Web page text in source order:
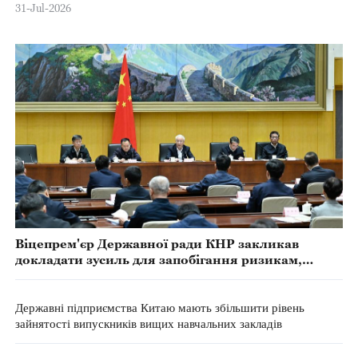
31-Jul-2026
Віцепрем'єр Державної ради КНР закликав
докладати зусиль для запобігання ризикам,
Державні підприємства Китаю мають збільшити рівень
зайнятості випускників вищих навчальних закладів